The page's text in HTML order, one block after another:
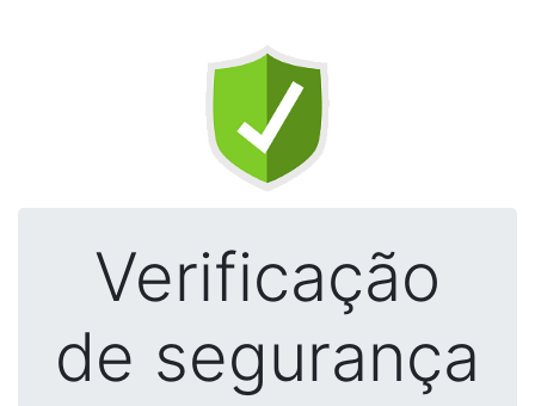
Verificação
de segurança